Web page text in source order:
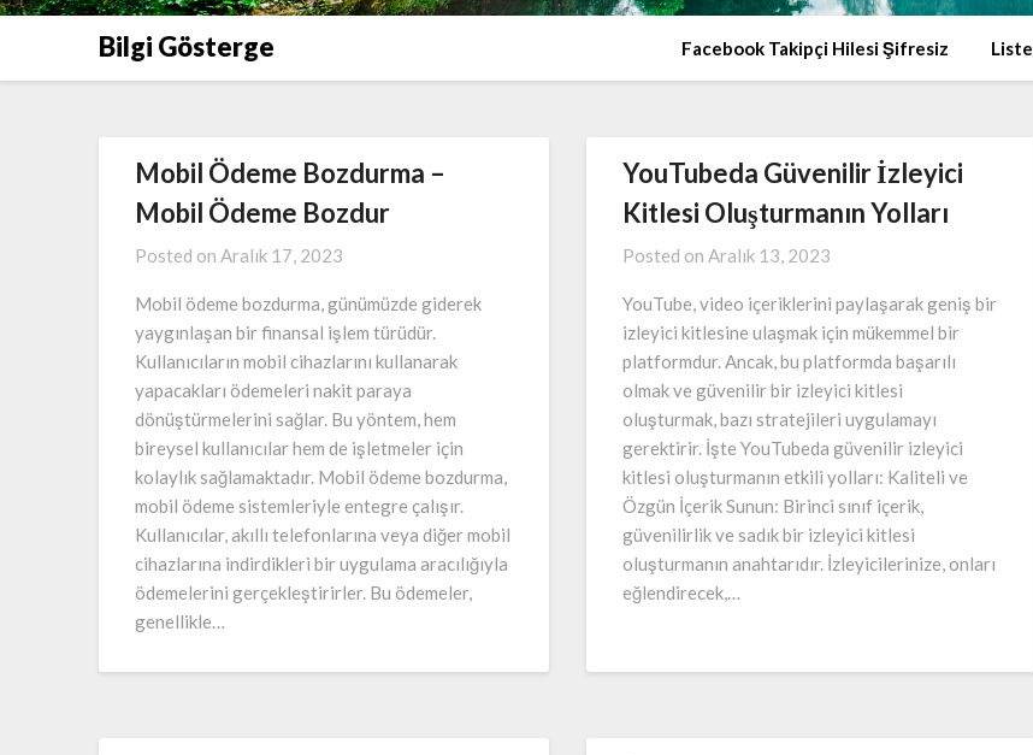
Bilgi Gösterge Facebook Takipçi Hilesi Şifresiz Liste
Mobil Ödeme Bozdurma –
Mobil Ödeme Bozdur
Posted on Aralık 17, 2023
Mobil ödeme bozdurma, günümüzde giderek
yaygınlaşan bir finansal işlem türüdür.
Kullanıcıların mobil cihazlarını kullanarak
yapacakları ödemeleri nakit paraya
dönüştürmelerini sağlar. Bu yöntem, hem
bireysel kullanıcılar hem de işletmeler için
kolaylık sağlamaktadır. Mobil ödeme bozdurma,
mobil ödeme sistemleriyle entegre çalışır.
Kullanıcılar, akıllı telefonlarına veya diğer mobil
cihazlarına indirdikleri bir uygulama aracılığıyla
ödemelerini gerçekleştirirler. Bu ödemeler,
genellikle…
YouTubeda Güvenilir İzleyici
Kitlesi Oluşturmanın Yolları
Posted on Aralık 13, 2023
YouTube, video içeriklerini paylaşarak geniş bir
izleyici kitlesine ulaşmak için mükemmel bir
platformdur. Ancak, bu platformda başarılı
olmak ve güvenilir bir izleyici kitlesi
oluşturmak, bazı stratejileri uygulamayı
gerektirir. İşte YouTubeda güvenilir izleyici
kitlesi oluşturmanın etkili yolları: Kaliteli ve
Özgün İçerik Sunun: Birinci sınıf içerik,
güvenilirlik ve sadık bir izleyici kitlesi
oluşturmanın anahtarıdır. İzleyicilerinize, onları
eğlendirecek,…